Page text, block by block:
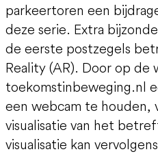
parkeertoren een
deze serie. Extra
de eerste postzegels
Reality (AR). Door op de
toekomstinbeweging.nl
een webcam te houden,
visualisatie van het
visualisatie kan